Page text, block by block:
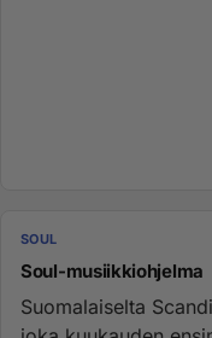
SOUL
Soul-musiikkiohjelma
Suomalaiselta